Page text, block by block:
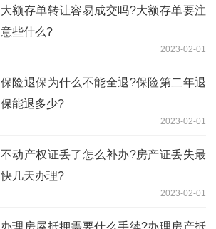
大额存单转让容易成交吗?大额存单要注
意些什么?
2023-02-01
保险退保为什么不能全退?保险第二年退
保能退多少?
2023-02-01
不动产权证丢了怎么补办?房产证丢失最
快几天办理?
2023-02-01
办理房屋抵押需要什么手续?办理房产抵